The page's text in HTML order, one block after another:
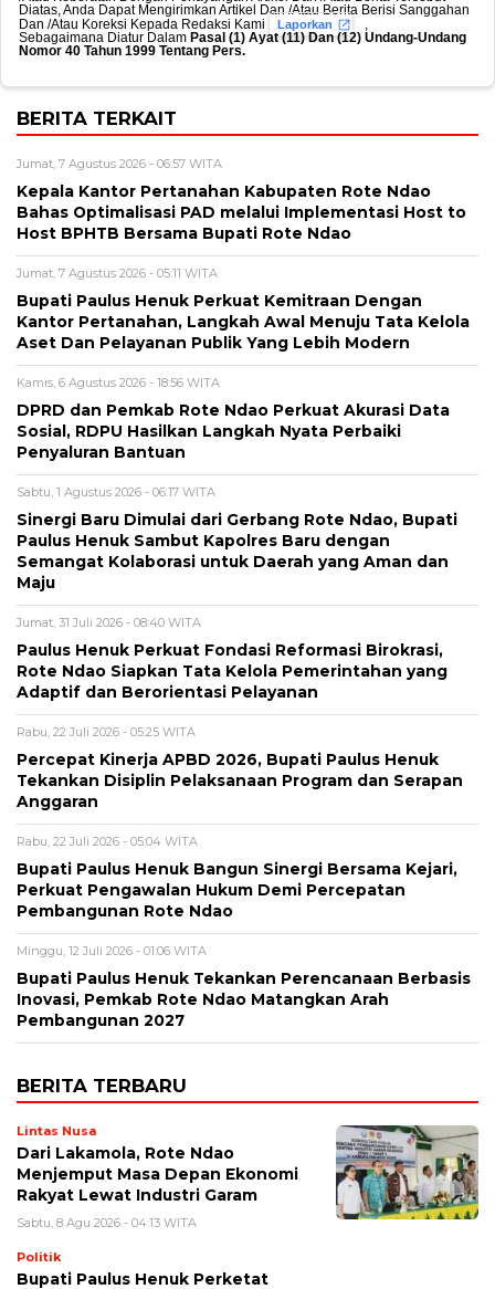
Diatas, Anda Dapat Mengirimkan Artikel Dan /Atau Berita Berisi Sanggahan
Dan /Atau Koreksi Kepada Redaksi Kami
Laporkan
Sebagaimana Diatur Dalam Pasal (1) Ayat (11) Dan (12) Undang-Undang
Nomor 40 Tahun 1999 Tentang Pers.
BERITA TERKAIT
Jumat, 7 Agustus 2026 - 06:57 WITA
Kepala Kantor Pertanahan Kabupaten Rote Ndao
Bahas Optimalisasi PAD melalui Implementasi Host to
Host BPHTB Bersama Bupati Rote Ndao
Jumat, 7 Agustus 2026 - 05:11 WITA
Bupati Paulus Henuk Perkuat Kemitraan Dengan
Kantor Pertanahan, Langkah Awal Menuju Tata Kelola
Aset Dan Pelayanan Publik Yang Lebih Modern
Kamis, 6 Agustus 2026 - 18:56 WITA
DPRD dan Pemkab Rote Ndao Perkuat Akurasi Data
Sosial, RDPU Hasilkan Langkah Nyata Perbaiki
Penyaluran Bantuan
Sabtu, 1 Agustus 2026 - 06:17 WITA
Sinergi Baru Dimulai dari Gerbang Rote Ndao, Bupati
Paulus Henuk Sambut Kapolres Baru dengan
Semangat Kolaborasi untuk Daerah yang Aman dan
Maju
Jumat, 31 Juli 2026 - 08:40 WITA
Paulus Henuk Perkuat Fondasi Reformasi Birokrasi,
Rote Ndao Siapkan Tata Kelola Pemerintahan yang
Adaptif dan Berorientasi Pelayanan
Rabu, 22 Juli 2026 - 05:25 WITA
Percepat Kinerja APBD 2026, Bupati Paulus Henuk
Tekankan Disiplin Pelaksanaan Program dan Serapan
Anggaran
Rabu, 22 Juli 2026 - 05:04 WITA
Bupati Paulus Henuk Bangun Sinergi Bersama Kejari,
Perkuat Pengawalan Hukum Demi Percepatan
Pembangunan Rote Ndao
Minggu, 12 Juli 2026 - 01:06 WITA
Bupati Paulus Henuk Tekankan Perencanaan Berbasis
Inovasi, Pemkab Rote Ndao Matangkan Arah
Pembangunan 2027
BERITA TERBARU
Lintas Nusa
Dari Lakamola, Rote Ndao
Menjemput Masa Depan Ekonomi
Rakyat Lewat Industri Garam
Sabtu, 8 Agu 2026 - 04:13 WITA
Politik
Bupati Paulus Henuk Perketat